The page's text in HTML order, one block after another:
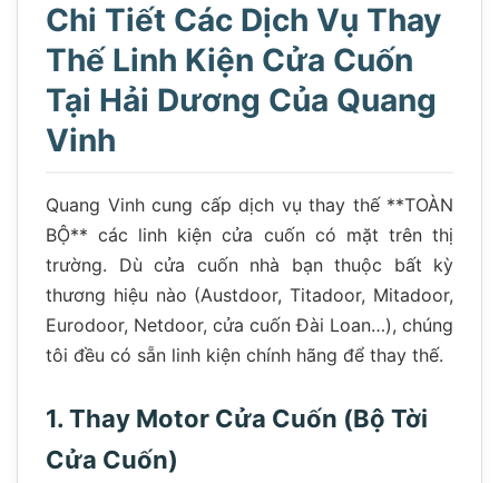
Chi Tiết Các Dịch Vụ Thay
Thế Linh Kiện Cửa Cuốn
Tại Hải Dương Của Quang
Vinh
Quang Vinh cung cấp dịch vụ thay thế **TOÀN
BỘ** các linh kiện cửa cuốn có mặt trên thị
trường. Dù cửa cuốn nhà bạn thuộc bất kỳ
thương hiệu nào (Austdoor, Titadoor, Mitadoor,
Eurodoor, Netdoor, cửa cuốn Đài Loan…), chúng
tôi đều có sẵn linh kiện chính hãng để thay thế.
1. Thay Motor Cửa Cuốn (Bộ Tời
Cửa Cuốn)